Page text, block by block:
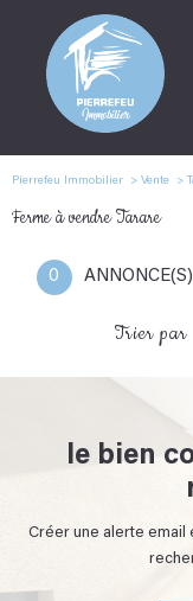
Pierrefeu Immobilier Vente
Ferme à vendre Tarare
0
Trier par
le bien
Créer une alerte email